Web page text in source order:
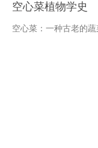
空心菜植物学史
空心菜：一种古老的